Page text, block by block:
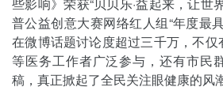
些影响》荣获“贝贝乐·益起来，让世
普公益创意大赛网络红人组“年度最
在微博话题讨论度超过三千万，不
等医务工作者广泛参与，还有市民
稿，真正掀起了全民关注眼健康的风潮